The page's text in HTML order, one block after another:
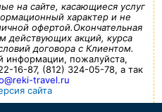
на сайте, касающиеся услуг
характер и не
офертой.Окончательная
действующих акций, курса
договора с Клиентом.
информации, пожалуйста,
16-87, (812) 324-05-78, а так
travel.ru
сайта